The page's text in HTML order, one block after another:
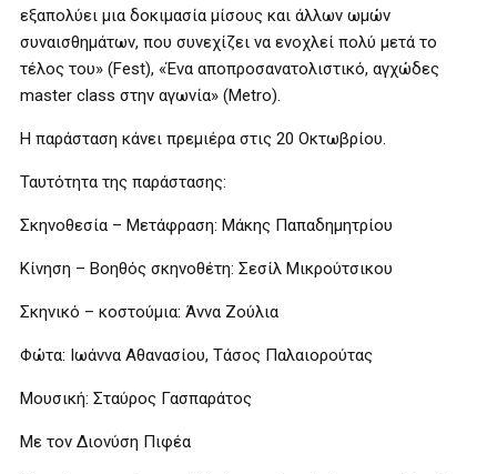
εξαπολύει μια δοκιμασία μίσους και άλλων ωμών
συναισθημάτων, που συνεχίζει να ενοχλεί πολύ μετά το
τέλος του» (Fest), «Ένα αποπροσανατολιστικό, αγχώδες
master class στην αγωνία» (Metro).
Η παράσταση κάνει πρεμιέρα στις 20 Οκτωβρίου.
Ταυτότητα της παράστασης:
Σκηνοθεσία – Μετάφραση: Μάκης Παπαδημητρίου
Κίνηση – Βοηθός σκηνοθέτη: Σεσίλ Μικρούτσικου
Σκηνικό – κοστούμια: Άννα Ζούλια
Φώτα: Ιωάννα Αθανασίου, Τάσος Παλαιορούτας
Μουσική: Σταύρος Γασπαράτος
Με τον Διονύση Πιφέα